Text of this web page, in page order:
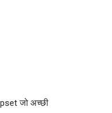
जो अच्छी